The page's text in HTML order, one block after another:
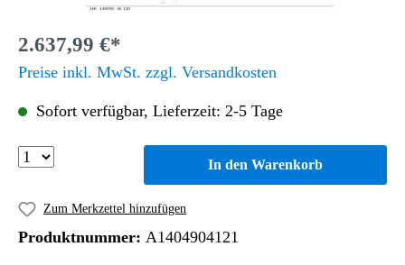
2.637,99 €*
Preise inkl. MwSt. zzgl. Versandkosten
Sofort verfügbar, Lieferzeit: 2-5 Tage
In den Warenkorb
Zum Merkzettel hinzufügen
Produktnummer: A1404904121